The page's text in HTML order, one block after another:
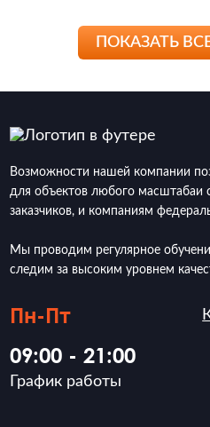
ПОКАЗАТЬ
Возможности нашей компании
для объектов любого масштабаи
заказчиков, и компаниям
Мы проводим регулярное
следим за высоким уровнем
Пн-Пт
09:00 - 21:00
График работы